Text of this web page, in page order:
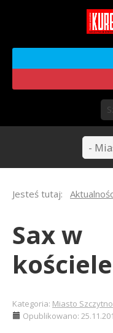
Jesteś tutaj:
Sax w
kościele
Kategoria: Miasto Szczytno
Opublikowano: